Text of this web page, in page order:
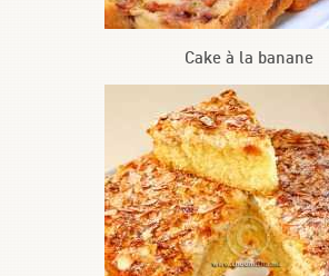
Cake à la banane